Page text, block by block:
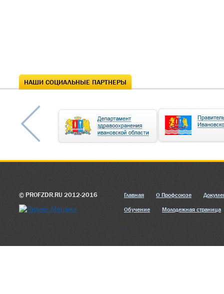
НАШИ СОЦИАЛЬНЫЕ ПАРТНЕРЫ
© PROFZDR.RU 2012-2016 Главная О Профсоюзе
Обучение Молодежная страница